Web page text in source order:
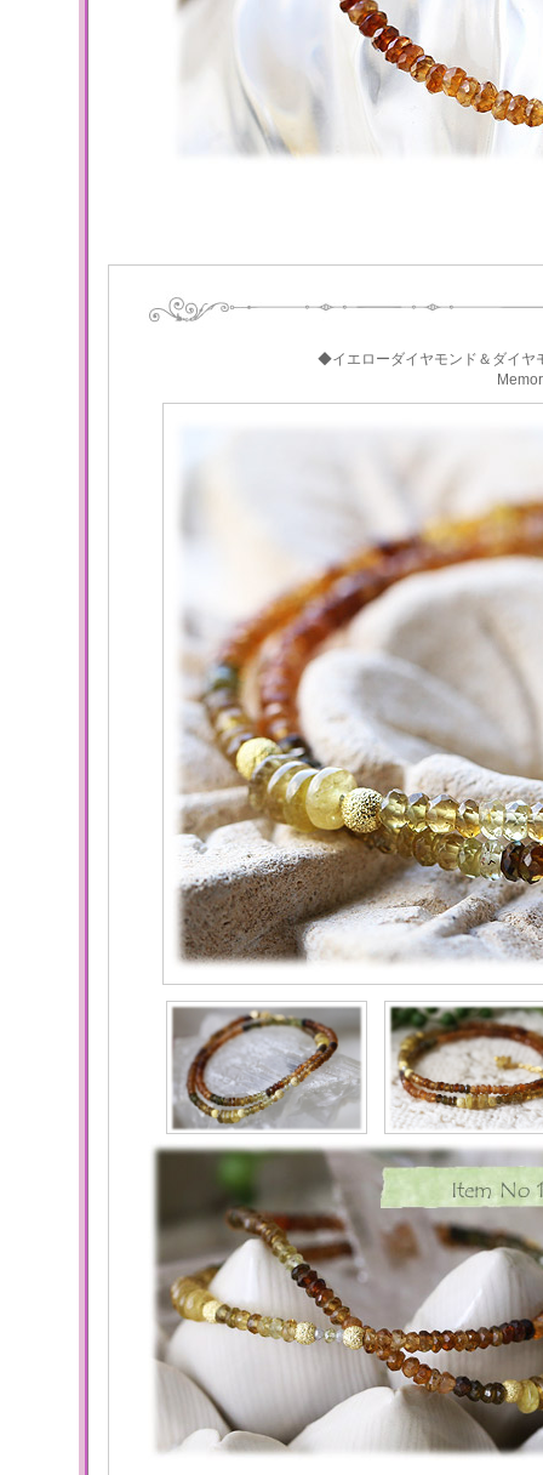
◆イエローダイヤモンド＆ダイヤ